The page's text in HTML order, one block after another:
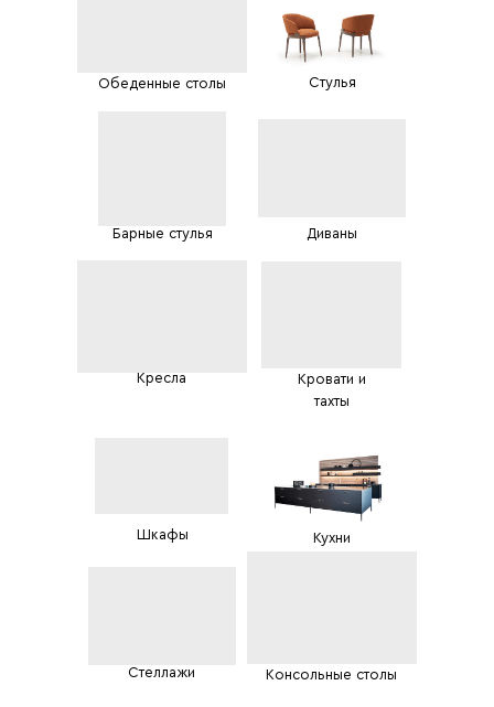
Обеденные столы Стулья
Барные стулья Диваны
Стеллажи
Кровати и
тахты
Кухни
Кресла
Консольные столы
Шкафы